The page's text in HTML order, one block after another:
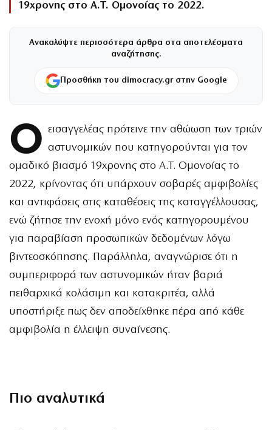
19χρονης στο Α.Τ. Ομονοίας το 2022.
Ανακαλύψτε περισσότερα άρθρα στα αποτελέσματα
αναζήτησης.
Προσθήκη του dimocracy.gr στην Google
Ο εισαγγελέας πρότεινε την αθώωση των τριών
αστυνομικών που κατηγορούνται για τον
ομαδικό βιασμό 19χρονης στο Α.Τ. Ομονοίας το
2022, κρίνοντας ότι υπάρχουν σοβαρές αμφιβολίες
και αντιφάσεις στις καταθέσεις της καταγγέλλουσας,
ενώ ζήτησε την ενοχή μόνο ενός κατηγορουμένου
για παραβίαση προσωπικών δεδομένων λόγω
βιντεοσκόπησης. Παράλληλα, αναγνώρισε ότι η
συμπεριφορά των αστυνομικών ήταν βαριά
πειθαρχικά κολάσιμη και κατακριτέα, αλλά
υποστήριξε πως δεν αποδείχθηκε πέρα από κάθε
αμφιβολία η έλλειψη συναίνεσης.
Πιο αναλυτικά